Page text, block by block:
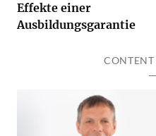
Effekte einer
Ausbildungsgarantie
CONTENT